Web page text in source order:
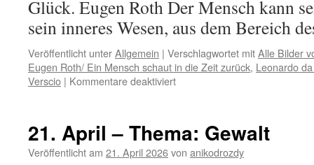
Glück. Eugen Roth Der Mensch kann
sein inneres Wesen, aus dem Bereich
Veröffentlicht unterAllgemein | Verschlagwortet mitAlle Bilder
Eugen Roth/ Ein Mensch schaut in die Zeit zurück, Leonardo
Verscio | Kommentare deaktiviertfür
Glück
21. April – Thema: Gewalt
Veröffentlicht am 21. April 2026von anikodrozdy